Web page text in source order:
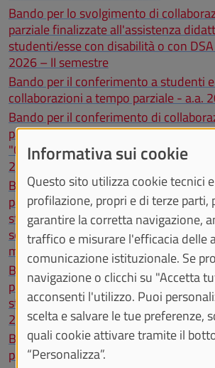
Bando per lo svolgimento di
parziale finalizzate all'assistenza
studenti/esse con disabilità o con
2026 – II semestre
Bando per il conferimento a studenti
collaborazioni a tempo parziale - a.a.
Bando per il conferimento di
parziale finalizzate allo svolgimento
"Compiti@casa, curare la fragilità
2025/2026
Bando per lo svolgimento di
parziale finalizzate all'assistenza
studenti/esse con disabilità o con dsa
semestre filtro per l’ammissione ai
magistrale a ciclo unico in Medicina e
Bando per lo svolgimento di
parziale finalizzate
studenti/esse con disabilità motoria e/o
2025-2026 – I semestre
Bando per lo svolgimento di
parziale finalizzate all'assistenza
Informativa sui cookie
Questo sito utilizza cookie tecnici
profilazione, propri e di terze parti,
garantire la corretta navigazione,
traffico e misurare l'efficacia delle
comunicazione istituzionale. Se
navigazione o clicchi su "Accetta
acconsenti l'utilizzo. Puoi
scelta e salvare le tue preferenze,
quali cookie attivare tramite il
“Personalizza”.